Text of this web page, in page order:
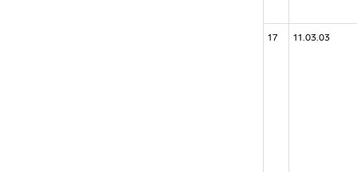
17 11.03.03